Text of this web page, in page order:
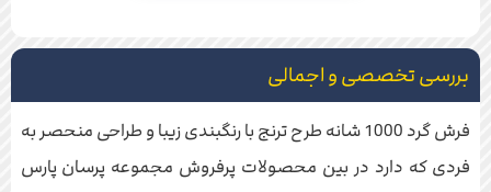
بررسی تخصصی و اجمالی
فرش گرد 1000 شانه طرح ترنج با رنگبندی زیبا و طراحی منحصر به
فردی که دارد در بین محصولات پرفروش مجموعه پرسان پارس